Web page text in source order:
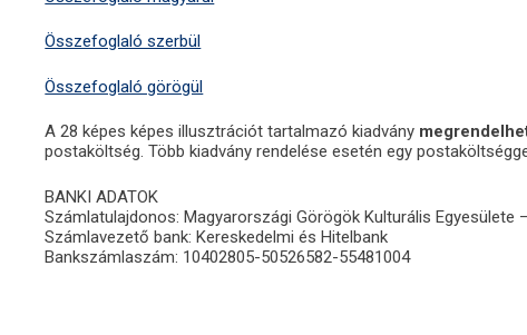
Összefoglaló szerbül
Összefoglaló görögül
A 28 képes képes illusztrációt tartalmazó kiadvány
postaköltség. Több kiadvány rendelése esetén egy
BANKI ADATOK
Számlatulajdonos: Magyarországi Görögök Kulturális Egyesülete
Számlavezető bank: Kereskedelmi és Hitelbank
Bankszámlaszám: 10402805-50526582-55481004